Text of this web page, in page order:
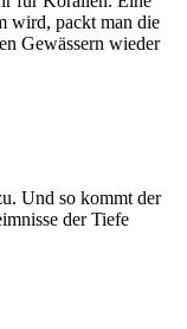
wird, packt man die
Gewässern wieder
Und so kommt der
der Tiefe